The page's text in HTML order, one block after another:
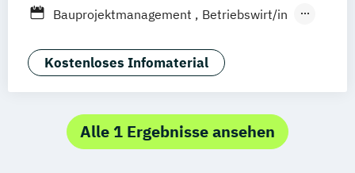
Deggendorf Karlsruhe Kassel
Oberhausen Offenbach Saarbrücken
Neu-Ulm Graz Innsbruck Wien
Augsburg Freising Friedrichshafen
Klagenfurt Magdeburg Münster Trier
Würzburg Chemnitz Linz
Bauprojektmanagement
Betriebswirt/in
Gesundheitsmanagement
Betriebswirt/in im Pflegemanagement
Betriebswirtschaftslehre und Customer
Experience Management
Kostenloses Infomaterial
Alle 1 Ergebnisse ansehen